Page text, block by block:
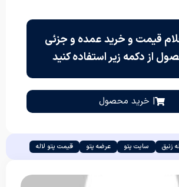
قیمت و خرید عمده و جزئی
از دکمه زیر استفاده کنید
| خرید محصول
زنبق سایت پتو عرضه پتو قیمت پتو لاله